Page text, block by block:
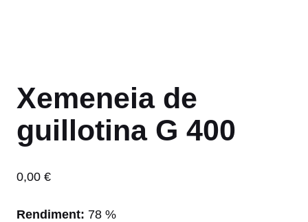
Xemeneia de
guillotina G 400
0,00 €
Rendiment: 78 %